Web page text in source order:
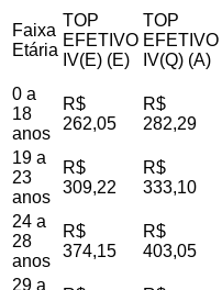
Faixa
Etária
TOP
EFETIVO
IV(E) (E)
TOP
EFETIVO
IV(Q) (A)
0 a
18
anos
R$
262,05
R$
282,29
19 a
23
anos
R$
309,22
R$
333,10
24 a
28
anos
R$
374,15
R$
403,05
29 a